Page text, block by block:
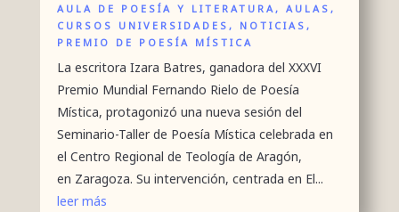
AULA DE POESÍA Y LITERATURA, AULAS,
CURSOS UNIVERSIDADES, NOTICIAS,
PREMIO DE POESÍA MÍSTICA
La escritora Izara Batres, ganadora del XXXVI
Premio Mundial Fernando Rielo de Poesía
Mística, protagonizó una nueva sesión del
Seminario-Taller de Poesía Mística celebrada en
el Centro Regional de Teología de Aragón,
en Zaragoza. Su intervención, centrada en El...
leer más